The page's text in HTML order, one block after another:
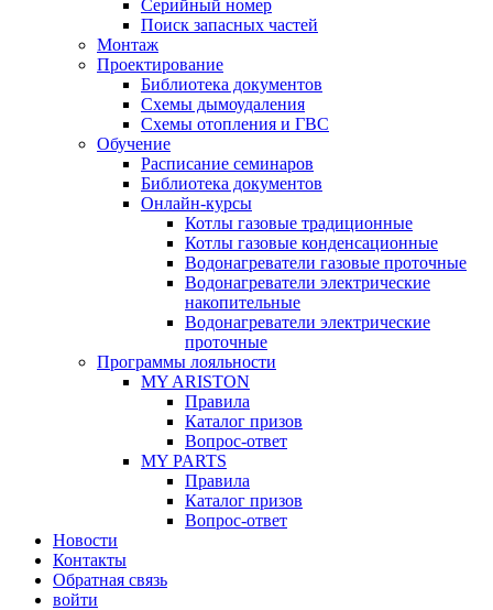
Серийный номер
Поиск запасных частей
Монтаж
Проектирование
Библиотека документов
Схемы дымоудаления
Схемы отопления и ГВС
Обучение
Расписание семинаров
Библиотека документов
Онлайн-курсы
Котлы газовые традиционные
Котлы газовые конденсационные
Водонагреватели газовые проточные
Водонагреватели электрические
накопительные
Водонагреватели электрические
проточные
Программы лояльности
MY ARISTON
Правила
Каталог призов
Вопрос-ответ
MY PARTS
Правила
Каталог призов
Вопрос-ответ
Новости
Контакты
Обратная связь
войти